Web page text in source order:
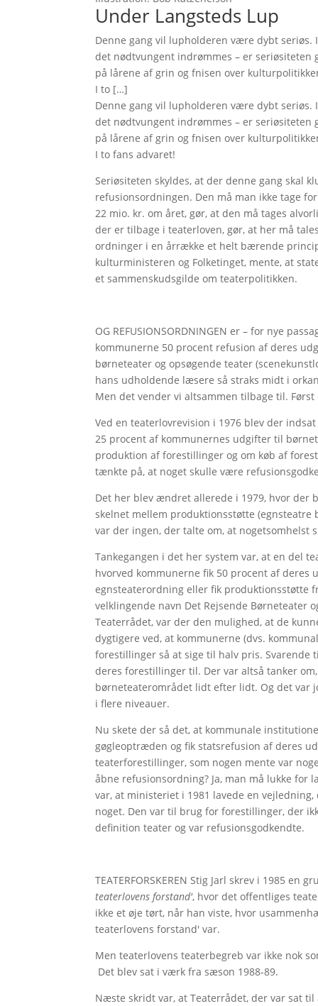
Under Langsteds Lup
Denne gang vil lupholderen være dybt seriøs.
det nødtvungent indrømmes – er
på lårene af grin og fnisen over
I to […]
Denne gang vil lupholderen være dybt seriøs.
det nødtvungent indrømmes – er
på lårene af grin og fnisen over
I to fans advaret!
Seriøsiteten skyldes, at der denne gang skal
refusionsordningen. Den må man ikke tage
22 mio. kr. om året, gør, at den må tages
der er tilbage i teaterloven, gør, at her må
ordninger i en årrække et helt bærende
kulturministeren og Folketinget, mente, at
et sammenskudsgilde om teaterpolitikken.
OG REFUSIONSORDNINGEN er – for nye
kommunerne 50 procent refusion af deres
børneteater og opsøgende teater
hans udholdende læsere så straks midt i
Men det vender vi altsammen tilbage til.
Ved en teaterlovrevision i 1976 blev der
25 procent af kommunernes udgifter til
produktion af forestillinger og om køb af
tænkte på, at noget skulle være
Det her blev ændret allerede i 1979, hvor der
skelnet mellem produktionsstøtte
var der ingen, der talte om, at nogetsomhelst
Tankegangen i det her system var, at en del
hvorved kommunerne fik 50 procent af deres
egnsteaterordning eller fik produktionsstøtte
velklingende navn Det Rejsende Børneteater
Teaterrådet, var der den mulighed, at de
dygtigere ved, at kommunerne (dvs.
forestillinger så at sige til halv pris.
deres forestillinger til. Der var altså tanker
børneteaterområdet lidt efter lidt. Og det var
i flere niveauer.
Nu skete der så det, at kommunale
gøgleoptræden og fik statsrefusion af deres
teaterforestillinger, som nogen mente var
åbne refusionsordning? Ja, man må lukke for
var, at ministeriet i 1981 lavede en
noget. Den var til brug for forestillinger, der
definition teater og var refusionsgodkendte.
TEATERFORSKEREN Stig Jarl skrev i 1985
teaterlovens forstand', hvor det offentliges
ikke et øje tørt, når han viste, hvor
teaterlovens forstand' var.
Men teaterlovens teaterbegreb var ikke nok
Det blev sat i værk fra sæson 1988-89.
Næste skridt var, at Teaterrådet, der var sat